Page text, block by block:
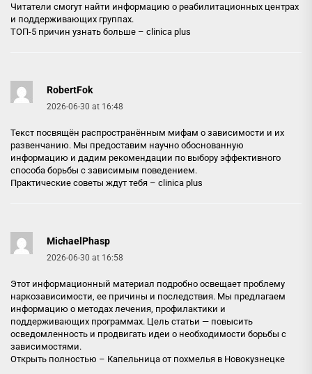
Читатели смогут найти информацию о реабилитационных центрах
и поддерживающих группах.
ТОП-5 причин узнать больше – clinica plus
RobertFok
2026-06-30 at 16:48
Текст посвящён распространённым мифам о зависимости и их
развенчанию. Мы предоставим научно обоснованную
информацию и дадим рекомендации по выбору эффективного
способа борьбы с зависимым поведением.
Практические советы ждут тебя – clinica plus
MichaelPhasp
2026-06-30 at 16:58
Этот информационный материал подробно освещает проблему
наркозависимости, ее причины и последствия. Мы предлагаем
информацию о методах лечения, профилактики и
поддерживающих программах. Цель статьи — повысить
осведомленность и продвигать идеи о необходимости борьбы с
зависимостями.
Открыть полностью – Капельница от похмелья в Новокузнецке